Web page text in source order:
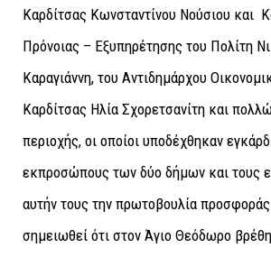
Καρδίτσας Κωνσταντίνου Νούσιου και
Πρόνοιας – Εξυπηρέτησης του Πολίτη
Καραγιάννη, του Αντιδημάρχου
Καρδίτσας Ηλία Σχορετσανίτη και
περιοχής, οι οποίοι υποδέχθηκαν
εκπροσώπους των δύο δήμων και τους
αυτήν τους την πρωτοβουλία
σημειωθεί ότι στον Άγιο Θεόδωρο